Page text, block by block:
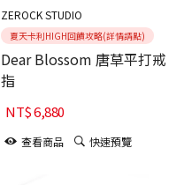
ZEROCK STUDIO
夏天卡利HIGH回饋攻略(詳情請點)
Dear Blossom 唐草平打戒
指
NT$6,880
查看商品 快速預覽